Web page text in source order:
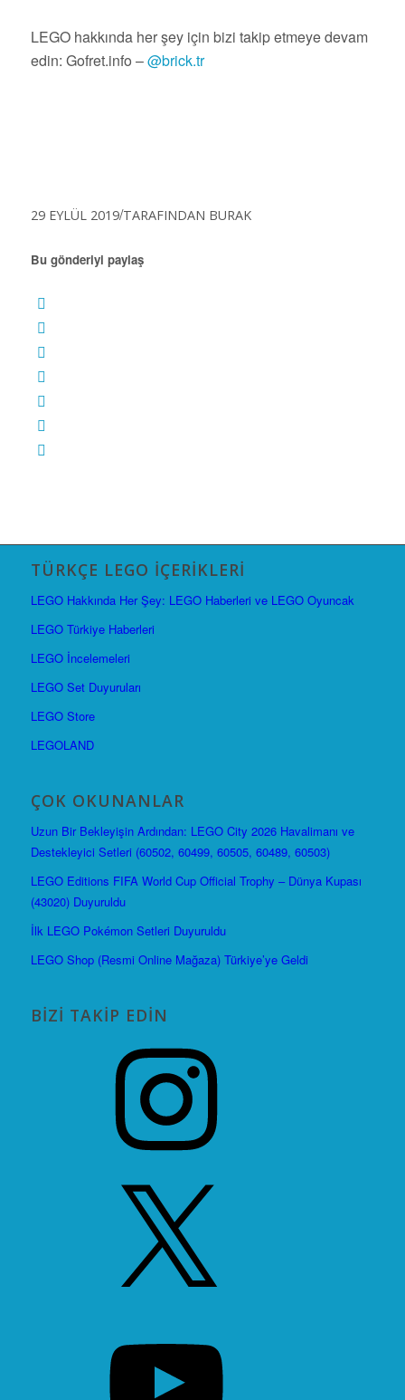
LEGO hakkında her şey için bizi takip etmeye devam
edin: Gofret.info –@brick.tr
29 EYLÜL 2019/TARAFINDAN BURAK
Bu gönderiyi paylaş
TÜRKÇE LEGO İÇERIKLERI
LEGO Hakkında Her Şey: LEGO Haberleri ve LEGO Oyuncak
LEGO Türkiye Haberleri
LEGO İncelemeleri
LEGO Set Duyuruları
LEGO Store
LEGOLAND
ÇOK OKUNANLAR
Uzun Bir Bekleyişin Ardından: LEGO City 2026 Havalimanı ve
Destekleyici Setleri (60502, 60499, 60505, 60489, 60503)
LEGO Editions FIFA World Cup Official Trophy – Dünya Kupası
(43020) Duyuruldu
İlk LEGO Pokémon Setleri Duyuruldu
LEGO Shop (Resmi Online Mağaza) Türkiye’ye Geldi
BIZI TAKIP EDIN